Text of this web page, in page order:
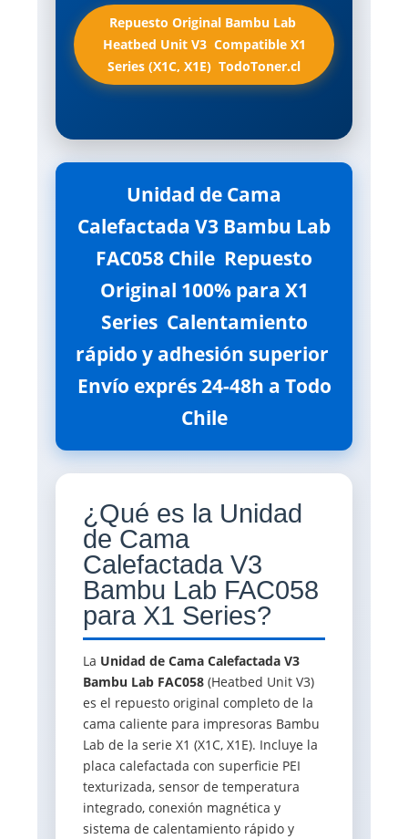
Repuesto Original Bambu Lab 
Heatbed Unit V3  Compatible X1
Series (X1C, X1E)  TodoToner.cl
Unidad de Cama
Calefactada V3 Bambu Lab
FAC058 Chile  Repuesto
Original 100% para X1
Series  Calentamiento
rápido y adhesión superior 
Envío exprés 24-48h a Todo
Chile
¿Qué es la Unidad
de Cama
Calefactada V3
Bambu Lab FAC058
para X1 Series?
La Unidad de Cama Calefactada V3
Bambu Lab FAC058 (Heatbed Unit V3)
es el repuesto original completo de la
cama caliente para impresoras Bambu
Lab de la serie X1 (X1C, X1E). Incluye la
placa calefactada con superficie PEI
texturizada, sensor de temperatura
integrado, conexión magnética y
sistema de calentamiento rápido y